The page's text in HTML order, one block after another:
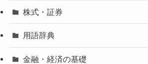
株式・証券
用語辞典
金融・経済の基礎